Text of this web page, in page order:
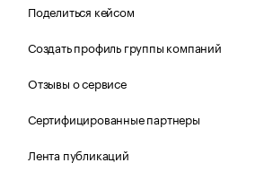
Поделиться кейсом
Создать профиль группы компаний
Отзывы о сервисе
Сертифицированные партнеры
Лента публикаций